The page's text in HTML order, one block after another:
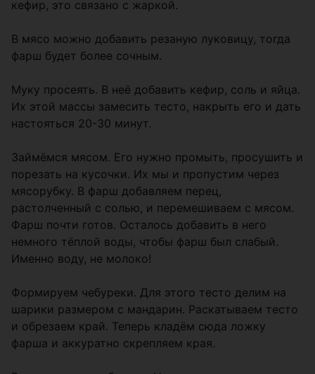
кефир, это связано с жаркой.
В мясо можно добавить резаную луковицу, тогда
фарш будет более сочным.
Муку просеять. В неё добавить кефир, соль и яйца.
Их этой массы замесить тесто, накрыть его и дать
настояться 20-30 минут.
Займёмся мясом. Его нужно промыть, просушить и
порезать на кусочки. Их мы и пропустим через
мясорубку. В фарш добавляем перец,
растолченный с солью, и перемешиваем с мясом.
Фарш почти готов. Осталось добавить в него
немного тёплой воды, чтобы фарш был слабый.
Именно воду, не молоко!
Формируем чебуреки. Для этого тесто делим на
шарики размером с мандарин. Раскатываем тесто
и обрезаем край. Теперь кладём сюда ложку
фарша и аккуратно скрепляем края.